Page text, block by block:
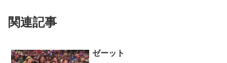
関連記事
ゼーット